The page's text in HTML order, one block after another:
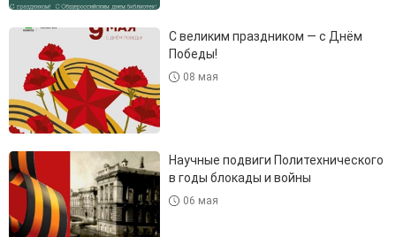
С великим праздником — с Днём
Победы!
08 мая
Научные подвиги Политехнического
в годы блокады и войны
06 мая